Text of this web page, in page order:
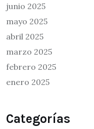
junio 2025
mayo 2025
abril 2025
marzo 2025
febrero 2025
enero 2025
Categorías